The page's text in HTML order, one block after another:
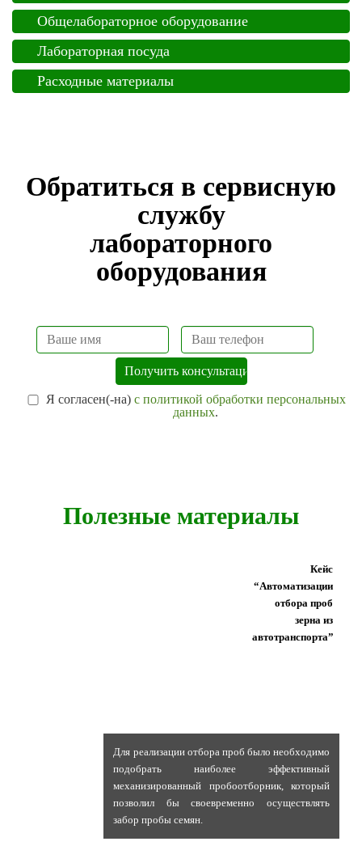
Общелабораторное оборудование
Лабораторная посуда
Расходные материалы
Обратиться в сервисную
службу
лабораторного
оборудования
Я согласен(-на) с политикой обработки персональных
данных.
Полезные материалы
Кейс
“Автоматизации
отбора проб
зерна из
автотранспорта”
Для реализации отбора проб было необходимо
подобрать наиболее эффективный
механизированный пробоотборник, который
позволил бы своевременно осуществлять
забор пробы семян.